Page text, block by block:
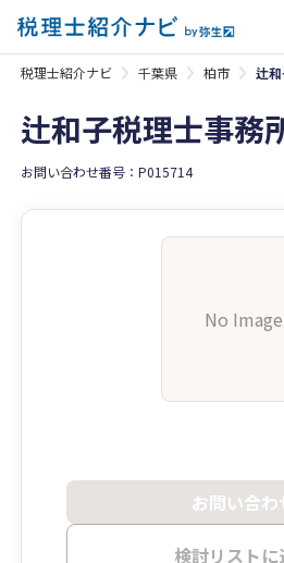
税理士紹介ナビ 千葉県 柏市 辻
辻和子税理士事務
お問い合わせ番号：P015714
No Image
お問い合わ
検討リストに